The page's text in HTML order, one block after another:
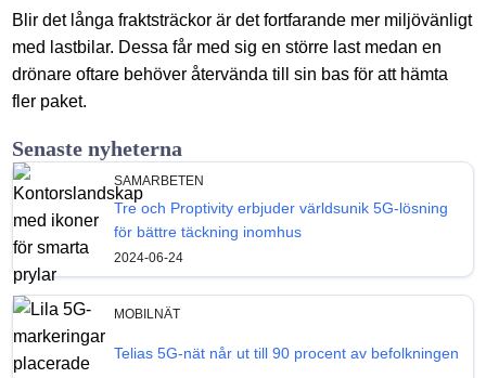
Blir det långa fraktsträckor är det fortfarande mer miljövänligt
med lastbilar. Dessa får med sig en större last medan en
drönare oftare behöver återvända till sin bas för att hämta
fler paket.
Senaste nyheterna
SAMARBETEN
Tre och Proptivity erbjuder världsunik 5G-lösning
för bättre täckning inomhus
2024-06-24
MOBILNÄT
Telias 5G-nät når ut till 90 procent av befolkningen